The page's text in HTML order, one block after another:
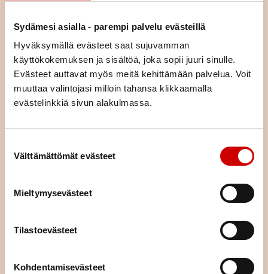
Sydämesi asialla - parempi palvelu evästeillä
Hyväksymällä evästeet saat sujuvamman
käyttökokemuksen ja sisältöä, joka sopii juuri sinulle.
Evästeet auttavat myös meitä kehittämään palvelua. Voit
muuttaa valintojasi milloin tahansa klikkaamalla
evästelinkkiä sivun alakulmassa.
Välttämättömät evästeet
Mieltymysevästeet
Tilastoevästeet
Kohdentamisevästeet
Tutustu toimintaan alueellamme
osallistumaan tai vaikka järjestämään toimintaa – ihan miten
TUTUSTU TAPAHTUMAKALENTERIIN